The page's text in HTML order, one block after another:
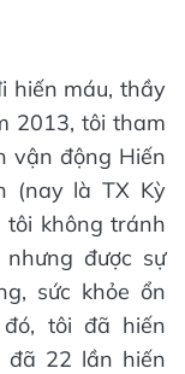
hiến máu, thầy
2013, tôi tham
vận động Hiến
(nay là TX Kỳ
tôi không tránh
được sự
sức khỏe ổn
tôi đã hiến
đã 22 lần hiến